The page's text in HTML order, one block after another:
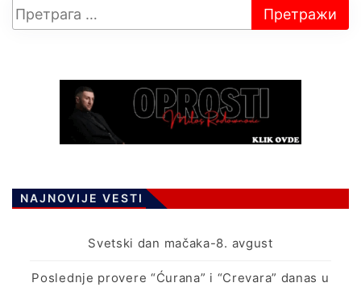
NAJNOVIJE VESTI
Svetski dan mačaka-8. avgust
Poslednje provere “Ćurana” i “Crevara” danas u